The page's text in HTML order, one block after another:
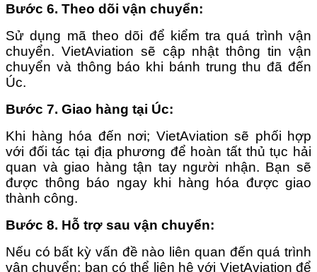
Bước 6. Theo dõi vận chuyển:
Sử dụng mã theo dõi để kiểm tra quá trình vận
chuyển. VietAviation sẽ cập nhật thông tin vận
chuyển và thông báo khi bánh trung thu đã đến
Úc.
Bước 7. Giao hàng tại Úc:
Khi hàng hóa đến nơi; VietAviation sẽ phối hợp
với đối tác tại địa phương để hoàn tất thủ tục hải
quan và giao hàng tận tay người nhận. Bạn sẽ
được thông báo ngay khi hàng hóa được giao
thành công.
Bước 8. Hỗ trợ sau vận chuyển:
Nếu có bất kỳ vấn đề nào liên quan đến quá trình
vận chuyển; bạn có thể liên hệ với VietAviation để